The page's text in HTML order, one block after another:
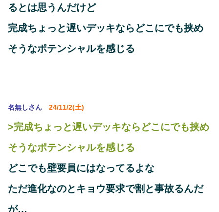
るとは思うんだけど
完成ちょっと遅いデッキならどこにでも挟め
そうなポテンシャルを感じる
名無しさん 24/11/2(土)
>完成ちょっと遅いデッキならどこにでも挟め
そうなポテンシャルを感じる
どこでも壁要員にはなってるよな
ただ進化なのとキョウ要求で割と事故るんだ
が…